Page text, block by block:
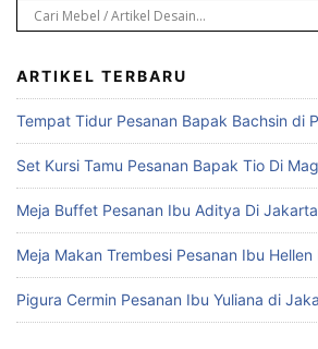
ARTIKEL TERBARU
Tempat Tidur Pesanan Bapak Bachsin di
Set Kursi Tamu Pesanan Bapak Tio Di
Meja Buffet Pesanan Ibu Aditya Di
Meja Makan Trembesi Pesanan Ibu
Pigura Cermin Pesanan Ibu Yuliana di